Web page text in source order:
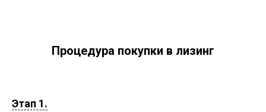
Процедура покупки в лизинг
Этап 1.